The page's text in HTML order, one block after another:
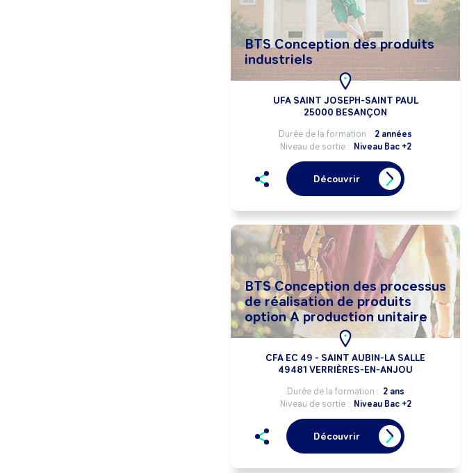
BTS Conception des produits
industriels
UFA SAINT JOSEPH-SAINT PAUL
25000 BESANÇON
Durée de la formation : 2 années
Niveau de sortie : Niveau Bac +2
Découvrir
BTS Conception des processus
de réalisation de produits
option A production unitaire
CFA EC 49 - SAINT AUBIN-LA SALLE
49481 VERRIÈRES-EN-ANJOU
Durée de la formation : 2 ans
Niveau de sortie : Niveau Bac +2
Découvrir